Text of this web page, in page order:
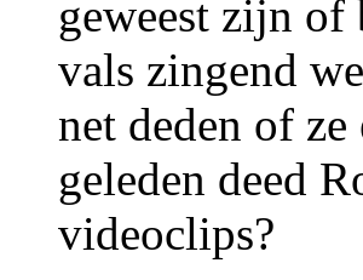
geweest zijn of
vals zingend
net deden of
geleden deed
videoclips?